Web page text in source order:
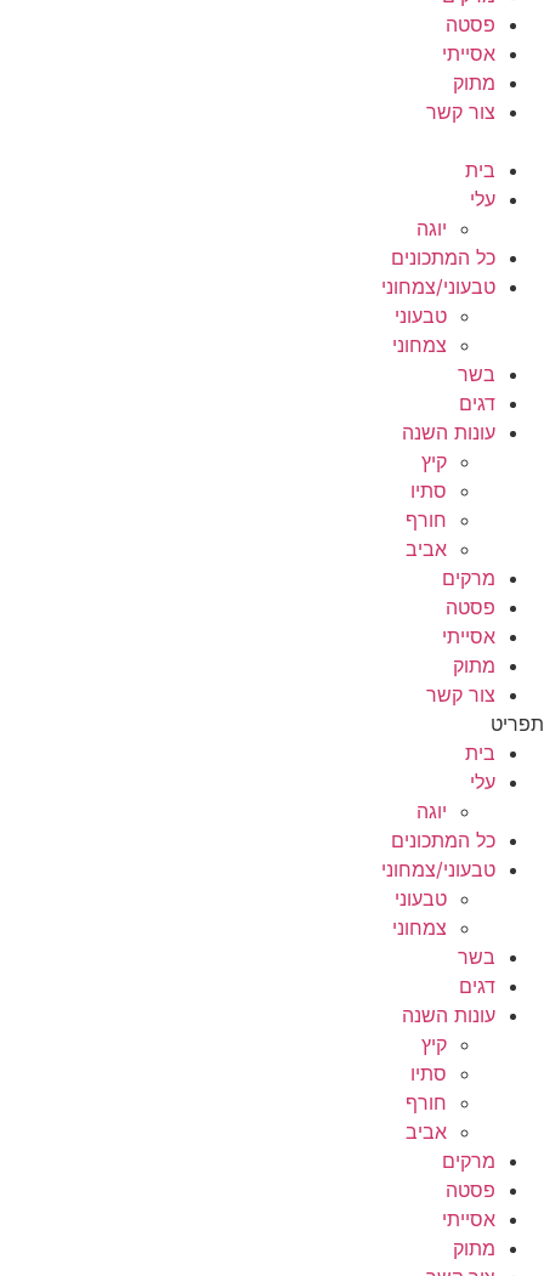
פסטה
אסייתי
מתוק
צור קשר
בית
עלי
יוגה
כל המתכונים
טבעוני/צמחוני
טבעוני
צמחוני
בשר
דגים
עונות השנה
קיץ
סתיו
חורף
אביב
מרקים
פסטה
אסייתי
מתוק
צור קשר
תפריט
בית
עלי
יוגה
כל המתכונים
טבעוני/צמחוני
טבעוני
צמחוני
בשר
דגים
עונות השנה
קיץ
סתיו
חורף
אביב
מרקים
פסטה
אסייתי
מתוק